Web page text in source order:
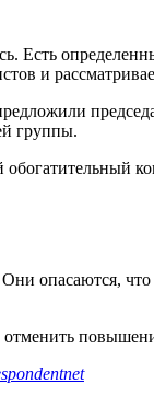
Есть
и
группы.
Они опасаются,